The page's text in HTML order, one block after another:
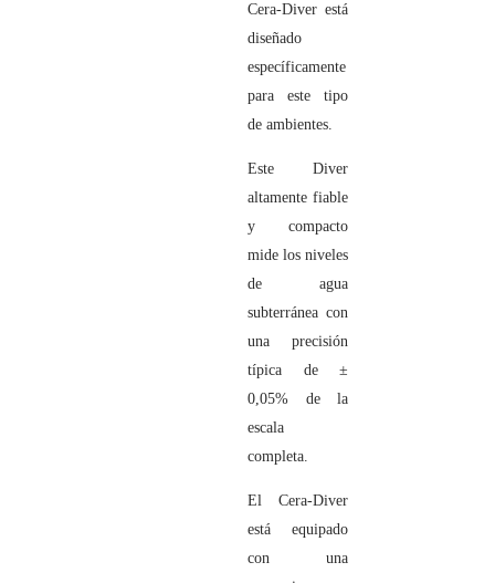
Cera-Diver está
diseñado
específicamente
para este tipo
de ambientes.
Este Diver
altamente fiable
y compacto
mide los niveles
de agua
subterránea con
una precisión
típica de ±
0,05% de la
escala
completa.
El Cera-Diver
está equipado
con una